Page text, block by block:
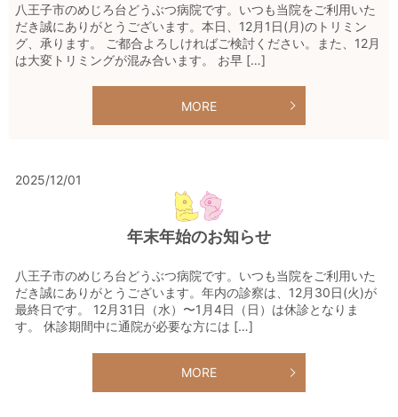
八王子市のめじろ台どうぶつ病院です。いつも当院をご利用いた
だき誠にありがとうございます。本日、12月1日(月)のトリミン
グ、承ります。 ご都合よろしければご検討ください。また、12月
は大変トリミングが混み合います。 お早 […]
MORE
2025/12/01
年末年始のお知らせ
八王子市のめじろ台どうぶつ病院です。いつも当院をご利用いた
だき誠にありがとうございます。年内の診察は、12月30日(火)が
最終日です。 12月31日（水）〜1月4日（日）は休診となりま
す。 休診期間中に通院が必要な方には […]
MORE